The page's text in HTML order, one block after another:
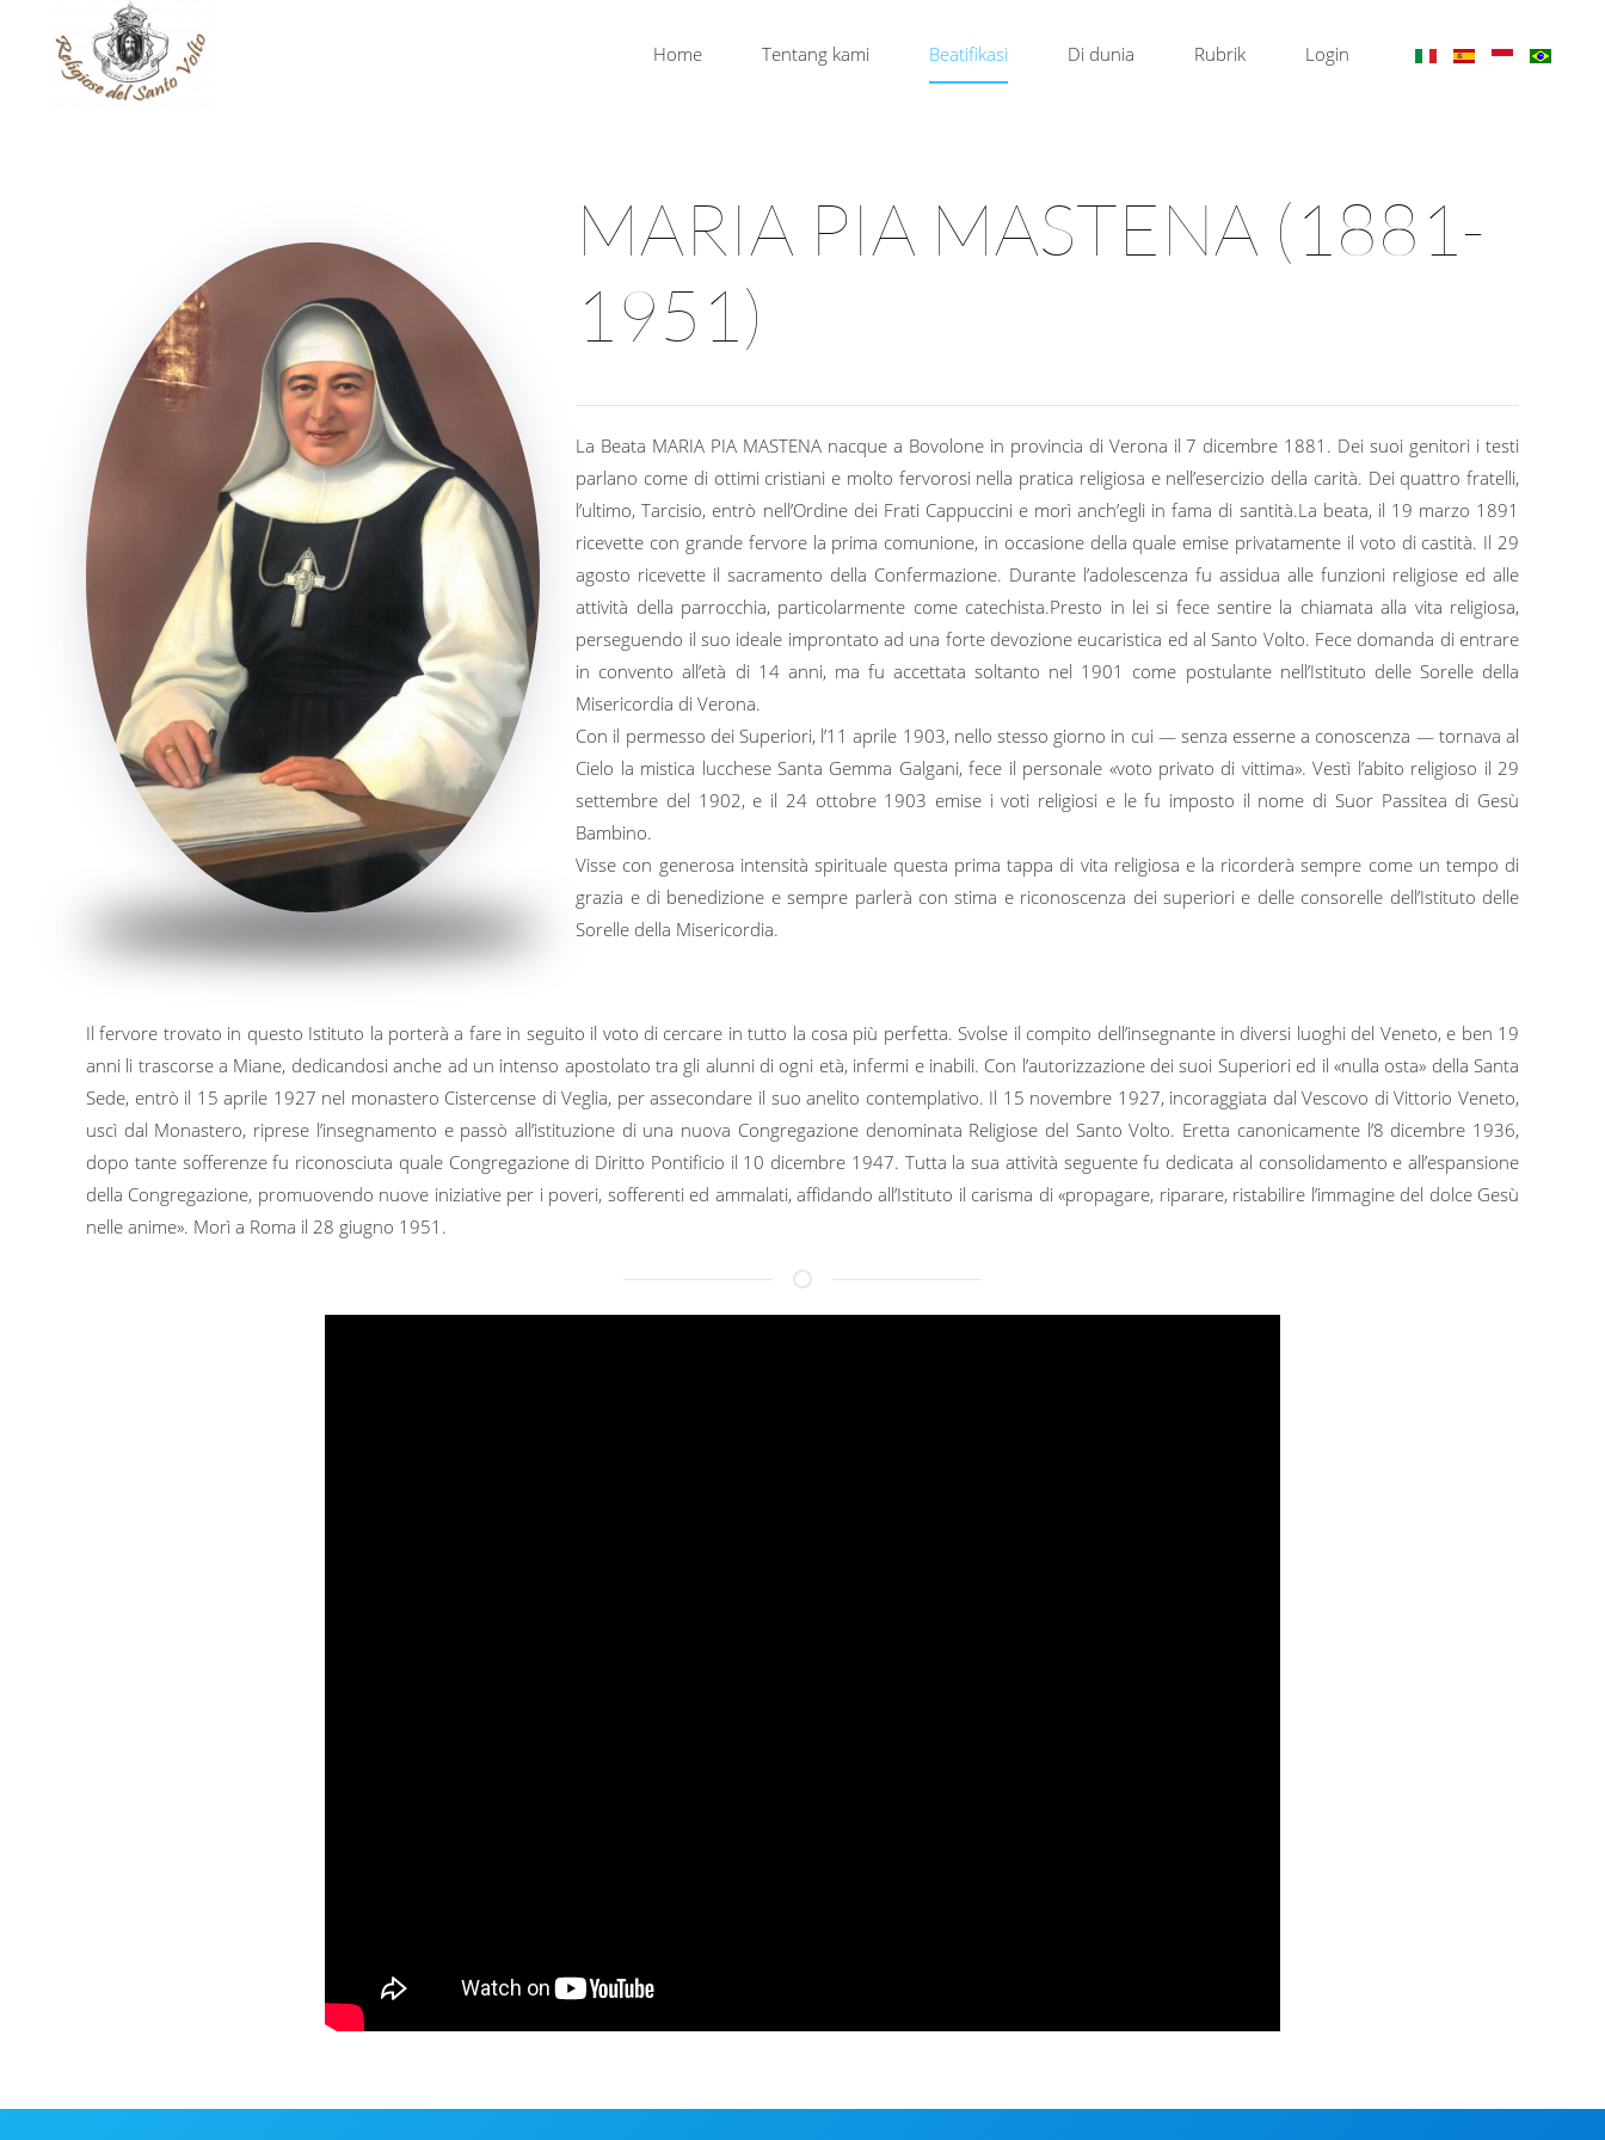
Home Tentang kami Beatifikasi Di dunia Rubrik Login
MARIA PIA MASTENA (1881-
1951)
La Beata MARIA PIA MASTENA nacque a Bovolone in provincia di Verona il 7 dicembre 1881. Dei suoi genitori i testi
parlano come di ottimi cristiani e molto fervorosi nella pratica religiosa e nell’esercizio della carità. Dei quattro fratelli,
l’ultimo, Tarcisio, entrò nell’Ordine dei Frati Cappuccini e morì anch’egli in fama di santità.La beata, il 19 marzo 1891
ricevette con grande fervore la prima comunione, in occasione della quale emise privatamente il voto di castità. Il 29
agosto ricevette il sacramento della Confermazione. Durante l’adolescenza fu assidua alle funzioni religiose ed alle
attività della parrocchia, particolarmente come catechista.Presto in lei si fece sentire la chiamata alla vita religiosa,
perseguendo il suo ideale improntato ad una forte devozione eucaristica ed al Santo Volto. Fece domanda di entrare
in convento all’età di 14 anni, ma fu accettata soltanto nel 1901 come postulante nell’Istituto delle Sorelle della
Misericordia di Verona.
Con il permesso dei Superiori, l’11 aprile 1903, nello stesso giorno in cui — senza esserne a conoscenza — tornava al
Cielo la mistica lucchese Santa Gemma Galgani, fece il personale «voto privato di vittima». Vestì l’abito religioso il 29
settembre del 1902, e il 24 ottobre 1903 emise i voti religiosi e le fu imposto il nome di Suor Passitea di Gesù
Bambino.
Visse con generosa intensità spirituale questa prima tappa di vita religiosa e la ricorderà sempre come un tempo di
grazia e di benedizione e sempre parlerà con stima e riconoscenza dei superiori e delle consorelle dell’Istituto delle
Sorelle della Misericordia.
Il fervore trovato in questo Istituto la porterà a fare in seguito il voto di cercare in tutto la cosa più perfetta. Svolse il compito dell’insegnante in diversi luoghi del Veneto, e ben 19
anni li trascorse a Miane, dedicandosi anche ad un intenso apostolato tra gli alunni di ogni età, infermi e inabili. Con l’autorizzazione dei suoi Superiori ed il «nulla osta» della Santa
Sede, entrò il 15 aprile 1927 nel monastero Cistercense di Veglia, per assecondare il suo anelito contemplativo. Il 15 novembre 1927, incoraggiata dal Vescovo di Vittorio Veneto,
uscì dal Monastero, riprese l’insegnamento e passò all’istituzione di una nuova Congregazione denominata Religiose del Santo Volto. Eretta canonicamente l’8 dicembre 1936,
dopo tante sofferenze fu riconosciuta quale Congregazione di Diritto Pontificio il 10 dicembre 1947. Tutta la sua attività seguente fu dedicata al consolidamento e all’espansione
della Congregazione, promuovendo nuove iniziative per i poveri, sofferenti ed ammalati, affidando all’Istituto il carisma di «propagare, riparare, ristabilire l’immagine del dolce Gesù
nelle anime». Morì a Roma il 28 giugno 1951.